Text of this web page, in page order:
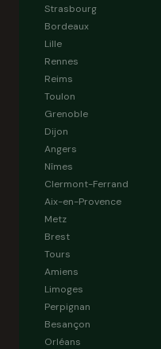
Strasbourg
Bordeaux
Lille
Rennes
Reims
Toulon
Grenoble
Dijon
Angers
Nîmes
Clermont-Ferrand
Aix-en-Provence
Metz
Brest
Tours
Amiens
Limoges
Perpignan
Besançon
Orléans